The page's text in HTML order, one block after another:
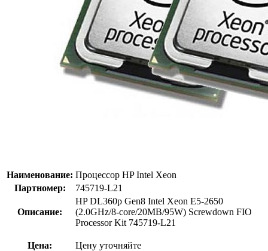
Наименование: Процессор HP Intel Xeon
Партномер:
745719-L21
Описание:
HP DL360p Gen8 Intel Xeon E5-2650
(2.0GHz/8-core/20MB/95W) Screwdown FIO
Processor Kit 745719-L21
Цена: Цену уточняйте